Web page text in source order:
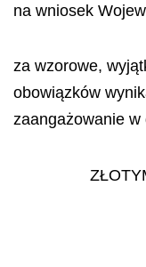
na wniosek
za wzorowe,
obowiązków
zaangażowanie w